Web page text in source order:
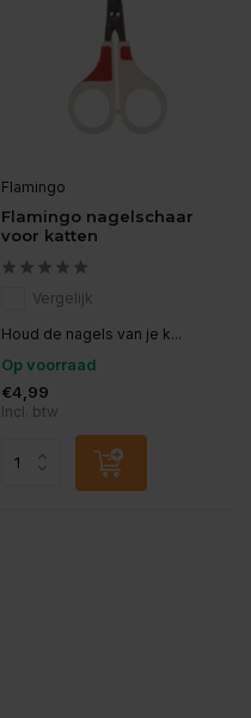
Flamingo
Flamingo nagelschaar
voor katten
Vergelijk
Houd de nagels van je k...
Op voorraad
€4,99
Incl. btw